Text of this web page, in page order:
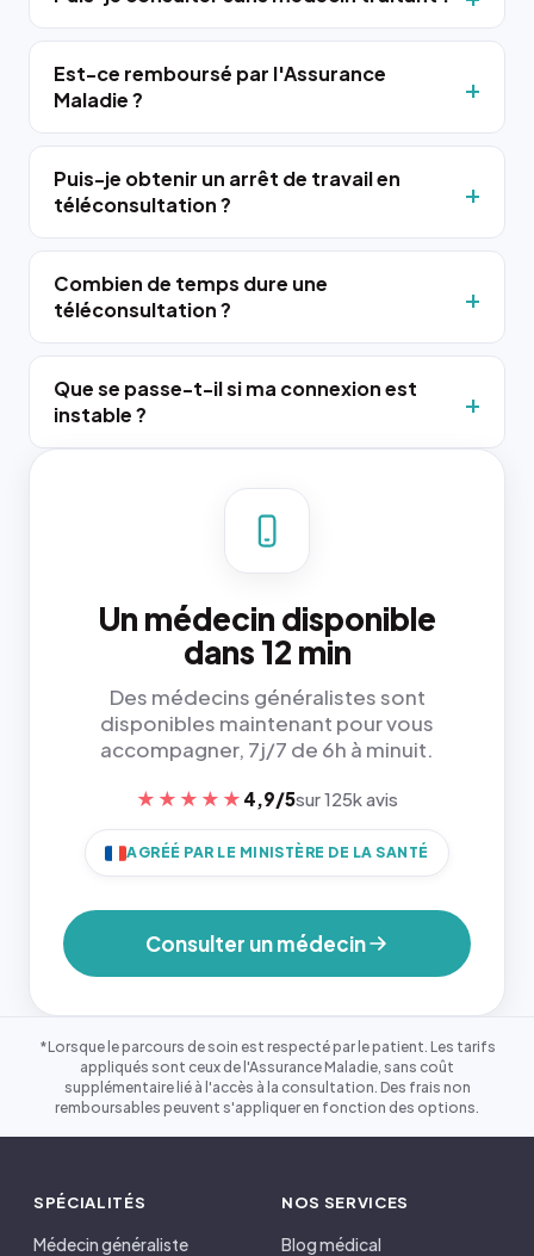
Est-ce remboursé par l'Assurance
Maladie ?
Puis-je obtenir un arrêt de travail en
téléconsultation ?
Combien de temps dure une
téléconsultation ?
Que se passe-t-il si ma connexion est
instable ?
Un médecin disponible
dans 12 min
Des médecins généralistes sont
disponibles maintenant pour vous
accompagner, 7j/7 de 6h à minuit.
★★★★★ 4,9/5sur 125k avis
AGRÉÉ PAR LE MINISTÈRE DE LA SANTÉ
Consulter un médecin
*Lorsque le parcours de soin est respecté par le patient. Les tarifs
appliqués sont ceux de l'Assurance Maladie, sans coût
supplémentaire lié à l'accès à la consultation. Des frais non
remboursables peuvent s'appliquer en fonction des options.
SPÉCIALITÉS
Médecin généraliste
NOS SERVICES
Blog médical